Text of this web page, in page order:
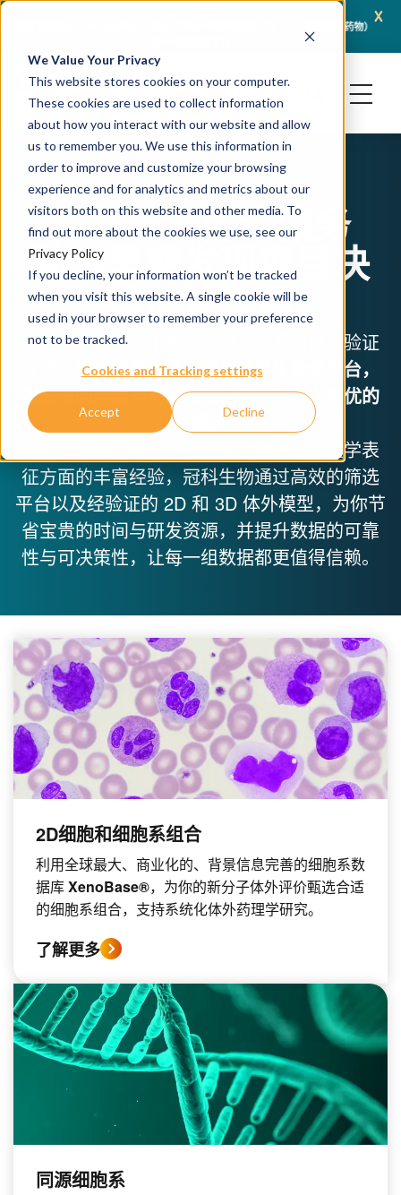
We Value Your Privacy
This website stores cookies on your computer.
These cookies are used to collect information
about how you interact with our website and allow
us to remember you. We use this information in
order to improve and customize your browsing
experience and for analytics and metrics about our
visitors both on this website and other media. To
find out more about the cookies we use, see our
Privacy Policy
If you decline, your information won’t be tracked
when you visit this website. A single cookie will be
used in your browser to remember your preference
not to be tracked.
Cookies and Tracking settings
Accept Decline
x
冠科生物亮相AACR 2026年会，展示支持新一代肿瘤疗法（含 ADC 与放射性药物）
模型系统
体外药物筛选服务
助力早期发现项目决
策加速升级
无论你的项目处于哪个阶段、需要怎样的验证
我们都能提供匹配的体外生物学平台，
帮助你的肿瘤药物发现项目做出更快、更优的
决策
。
凭借在支持企业进行先导化合物体外药理学表
征方面的丰富经验，冠科生物通过高效的筛选
平台以及经验证的 2D 和 3D 体外模型，为你节
省宝贵的时间与研发资源，并提升数据的可靠
性与可决策性，让每一组数据都更值得信赖。
2D细胞和细胞系组合
利用全球最大、商业化的、背景信息完善的细胞系数
据库XenoBase®，为你的新分子体外评价甄选合适
的细胞系组合，支持系统化体外药理学研究。
了解更多
同源细胞系